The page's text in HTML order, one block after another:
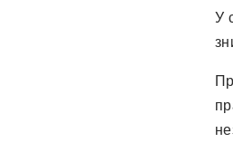
У